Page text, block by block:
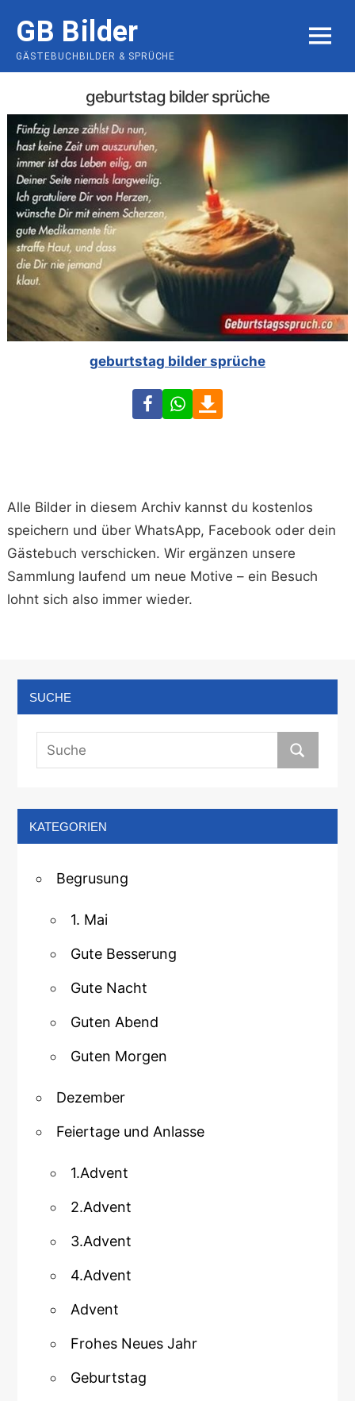
content
GB Bilder
GÄSTEBUCHBILDER & SPRÜCHE
MENU
geburtstag bilder sprüche
geburtstag bilder sprüche
FacebookWhatsApp
Alle Bilder in diesem Archiv kannst du kostenlos
speichern und über WhatsApp, Facebook oder dein
Gästebuch verschicken. Wir ergänzen unsere
Sammlung laufend um neue Motive – ein Besuch
lohnt sich also immer wieder.
SUCHE
KATEGORIEN
Begrusung
1. Mai
Gute Besserung
Gute Nacht
Guten Abend
Guten Morgen
Dezember
Feiertage und Anlasse
1.Advent
2.Advent
3.Advent
4.Advent
Advent
Frohes Neues Jahr
Geburtstag